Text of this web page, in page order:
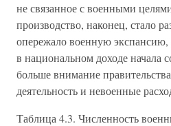
не связанное с военными
производство, наконец, стало
опережало военную экспансию,
в национальном доходе начала
больше внимание
деятельность и невоенные
Таблица 4.3. Численность